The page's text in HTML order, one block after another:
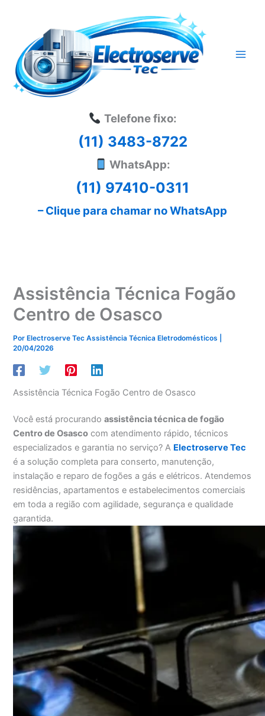
conteúdo
Telefone fixo:
(11) 3483-8722
WhatsApp:
(11) 97410-0311
– Clique para chamar no WhatsApp
Assistência Técnica Fogão
Centro de Osasco
Por Electroserve Tec Assistência Técnica Eletrodomésticos
20/04/2026
Assistência Técnica Fogão Centro de Osasco
Você está procurandoassistência técnica de fogão
Centro de Osasco com atendimento rápido, técnicos
especializados e garantia no serviço? A Electroserve Tec
é a solução completa para conserto, manutenção,
instalação e reparo de fogões a gás e elétricos. Atendemos
residências, apartamentos e estabelecimentos comerciais
em toda a região com agilidade, segurança e qualidade
garantida.